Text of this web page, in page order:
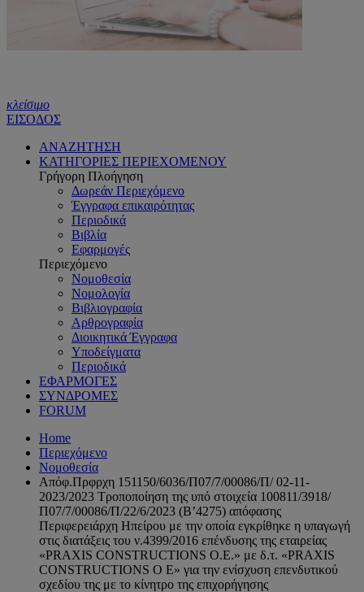
κλείσιμο
ΕΙΣΟΔΟΣ
ΑΝΑΖΗΤΗΣΗ
ΚΑΤΗΓΟΡΙΕΣ ΠΕΡΙΕΧΟΜΕΝΟΥ
Γρήγορη Πλοήγηση
Δωρεάν Περιεχόμενο
Έγγραφα επικαιρότητας
Περιοδικά
Βιβλία
Εφαρμογές
Περιεχόμενο
Νομοθεσία
Νομολογία
Βιβλιογραφία
Αρθρογραφία
Διοικητικά Έγγραφα
Υποδείγματα
Περιοδικά
ΕΦΑΡΜΟΓΕΣ
ΣΥΝΔΡΟΜΕΣ
FORUM
Home
Περιεχόμενο
Νομοθεσία
Απόφ.Πρφρχη 151150/6036/Π07/7/00086/Π/ 02-11-
2023/2023 Τροποποίηση της υπό στοιχεία 100811/3918/
Π07/7/00086/Π/22/6/2023 (Β’4275) απόφασης
Περιφερειάρχη Ηπείρου με την οποία εγκρίθηκε η υπαγωγή
στις διατάξεις του ν.4399/2016 επένδυσης της εταιρείας
«PRAXIS CONSTRUCTIONS Ο.Ε.» με δ.τ. «PRAXIS
CONSTRUCTIONS Ο Ε» για την ενίσχυση επενδυτικού
σχεδίου της με το κίνητρο της επιχορήγησης